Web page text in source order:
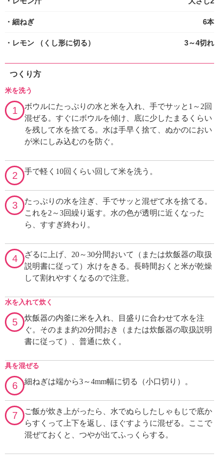
・細ねぎ 6本
・レモン （くし形に切る） 3～4切れ
つくり方
米を洗う
1
ボウルにたっぷりの水と米を入れ、手でサッと1～2回
混ぜる。すぐにボウルを傾け、底に少したまるくらい
を残して水を捨てる。水は手早く捨て、ぬかのにおい
が米にしみ込むのを防ぐ。
2 手で軽く10回くらい回して米を洗う。
3
たっぷりの水を注ぎ、手でサッと混ぜて水を捨てる。
これを2～3回繰り返す。水の色が透明に近くなった
ら、すすぎ終わり。
4
ざるに上げ、20～30分間おいて（または炊飯器の取扱
説明書に従って）水けをきる。長時間おくと米が乾燥
して割れやすくなるので注意。
水を入れて炊く
5
炊飯器の内釜に米を入れ、目盛りに合わせて水を注
ぐ。そのまま約20分間おき（または炊飯器の取扱説明
書に従って）、普通に炊く。
具を混ぜる
6 細ねぎは端から3～4mm幅に切る（小口切り）。
7
ご飯が炊き上がったら、水でぬらしたしゃもじで底か
らすくって上下を返し、ほぐすように混ぜる。ここで
混ぜておくと、つやが出てふっくらする。